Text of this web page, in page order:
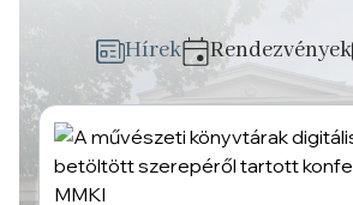
Hírek Rendezvények